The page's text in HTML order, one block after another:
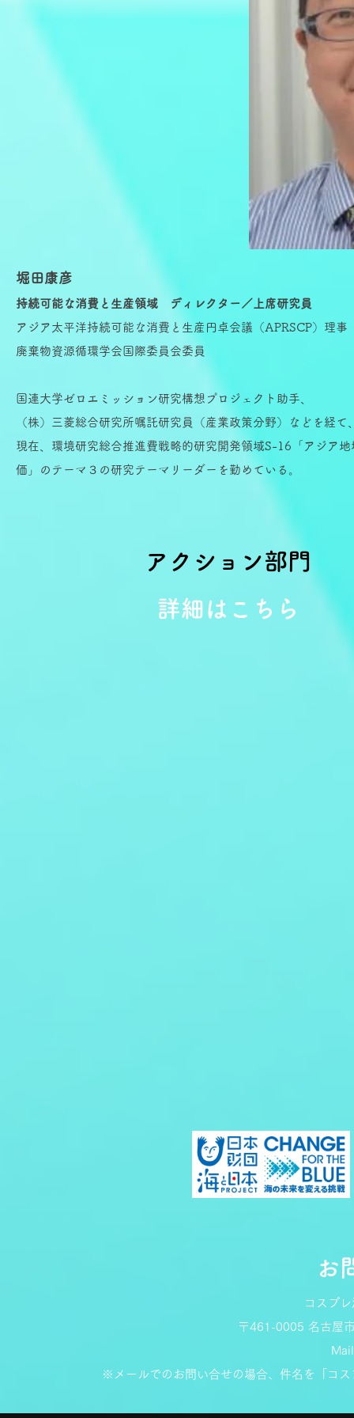
堀田康彦
持続可能な消費と生産領域 ディレクター／上席研究員
アジア太平洋持続可能な消費と生産円卓会議（APRSCP）理事
廃棄物資源循環学会国際委員会委員
国連大学ゼロエミッション研究構想プロジェクト助手、
（株）三菱総合研究所嘱託研究員（産業政策分野）などを経
現在、環境研究総合推進費戦略的研究開発領域S-16「アジア
価」のテーマ３の研究テーマリーダーを勤めている。
アクション部門
詳細は​こちら
お
コスプ
〒461-0005 名古屋
※メールでのお問い合せの場合、件名を「コ